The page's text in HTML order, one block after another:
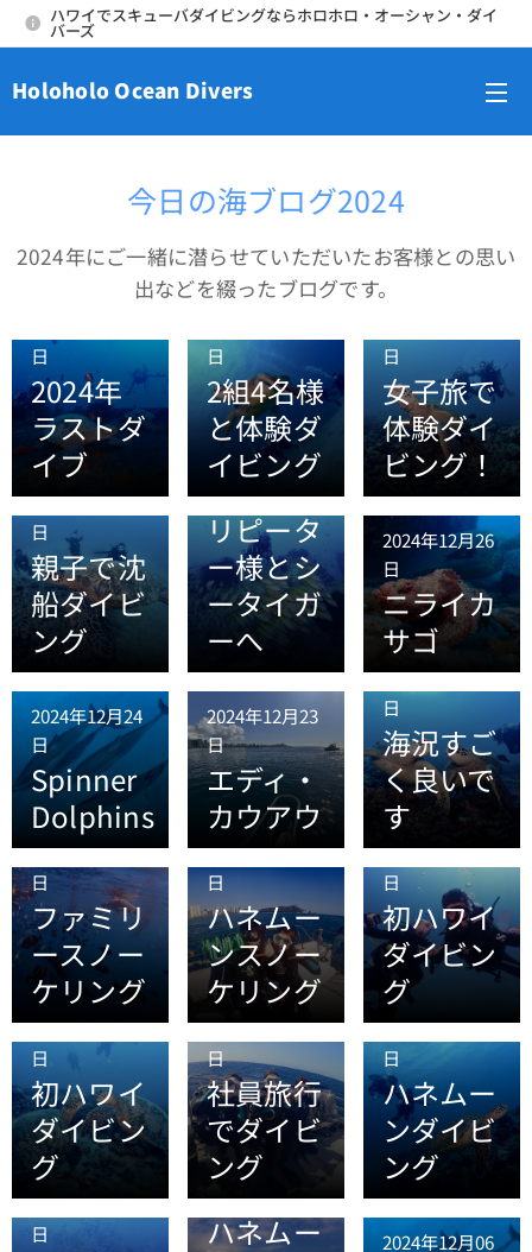
ハワイでスキューバダイビングならホロホロ・オーシャン・ダイ
バーズ
Holoholo Ocean Divers
今日の海ブログ2024
2024年にご一緒に潜らせていただいたお客様との思い
出などを綴ったブログです。
日
2024年
ラストダ
イブ
日
2組4名様
と体験ダ
イビング
日
女子旅で
体験ダイ
ビング！
2024年12月28
日
親子で沈
船ダイビ
ング
2024年12月27
日
リピータ
ー様とシ
ータイガ
ーへ
2024年12月26
日
ニライカ
サゴ
2024年12月24
日
Spinner
Dolphins
2024年12月23
日
エディ・
カウアウ
2024年12月21
日
海況すご
く良いで
す
2024年12月18
日
ファミリ
ースノー
ケリング
2024年12月16
日
ハネムー
ンスノー
ケリング
2024年12月16
日
初ハワイ
ダイビン
グ
2024年12月15
日
初ハワイ
ダイビン
グ
2024年12月12
日
社員旅行
でダイビ
ング
2024年12月10
日
ハネムー
ンダイビ
ング
2024年12月07
日
2024年12月06
日
ハネムー
2024年12月06